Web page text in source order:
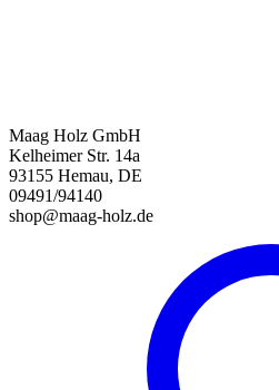
Maag Holz GmbH
Kelheimer Str. 14a
93155 Hemau, DE
09491/94140
shop@maag-holz.de